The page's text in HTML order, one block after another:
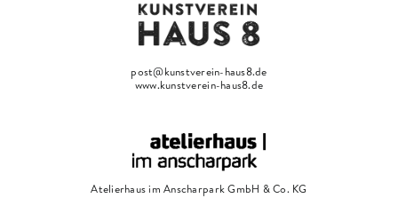
post@kunstverein-haus8.de
www.kunstverein-haus8.de
Atelierhaus im Anscharpark GmbH & Co. KG